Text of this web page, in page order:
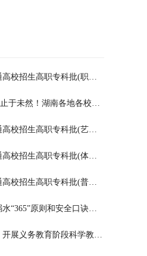
湖南省2026年普通高校招生高职专科批(职高对口类)第一次投档分数线
“防”住风险，“溺”止于未然！湖南各地各校打响防溺水“保卫战”
湖南省2026年普通高校招生高职专科批(艺术类)第一次投档分数线
湖南省2026年普通高校招生高职专科批(体育类)第一次投档分数线
湖南省2026年普通高校招生高职专科批(普通类)第一次投档分数线
划重点！夏日防溺水“365”原则和安全口诀一起学
教育部发布指南，开展义务教育阶段科学教育“做中学”领航行动